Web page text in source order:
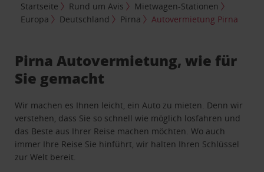
Startseite Rund um Avis
Mietwagen-Stationen
Europa
Deutschland Pirna Autovermietung Pirna
Pirna Autovermietung, wie für
Sie gemacht
Wir machen es Ihnen leicht, ein Auto zu mieten. Denn wir
verstehen, dass Sie so schnell wie möglich losfahren und
das Beste aus Ihrer Reise machen möchten. Wo auch
immer Ihre Reise Sie hinführt, wir halten Ihren Schlüssel
zur Welt bereit.